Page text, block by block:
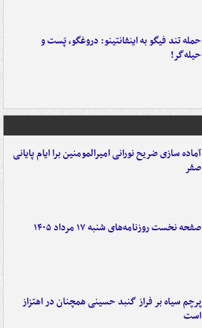
حمله تند فیگو به اینفانتینو: دروغگو، پَست‌ و
حیله‌گر!
آماده سازی ضریح نورانی امیرالمومنین برا ایام پایانی
صفر
صفحه نخست روزنامه‌های شنبه ۱۷ مرداد ۱۴۰۵
پرچم سیاه بر فراز گنبد حسینی همچنان در اهتزاز
است